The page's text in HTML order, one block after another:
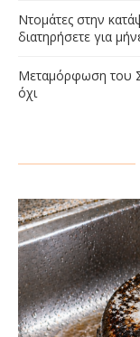
Ντομάτες στην
διατηρήσετε για
Μεταμόρφωση του
όχι